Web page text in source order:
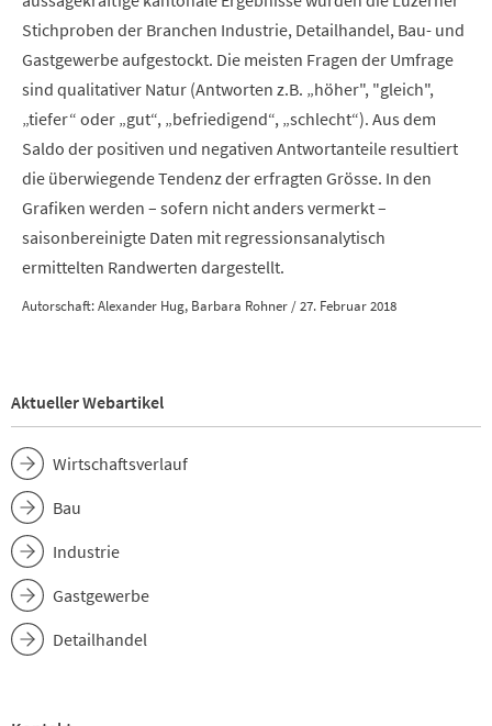
Stichproben der Branchen Industrie, Detailhandel, Bau- und
Gastgewerbe aufgestockt. Die meisten Fragen der Umfrage
sind qualitativer Natur (Antworten z.B. „höher", "gleich",
„tiefer“ oder „gut“, „befriedigend“, „schlecht“). Aus dem
Saldo der positiven und negativen Antwortanteile resultiert
die überwiegende Tendenz der erfragten Grösse. In den
Grafiken werden – sofern nicht anders vermerkt –
saisonbereinigte Daten mit regressionsanalytisch
ermittelten Randwerten dargestellt.
Autorschaft: Alexander Hug, Barbara Rohner / 27. Februar 2018
Aktueller Webartikel
Wirtschaftsverlauf
Bau
Industrie
Gastgewerbe
Detailhandel